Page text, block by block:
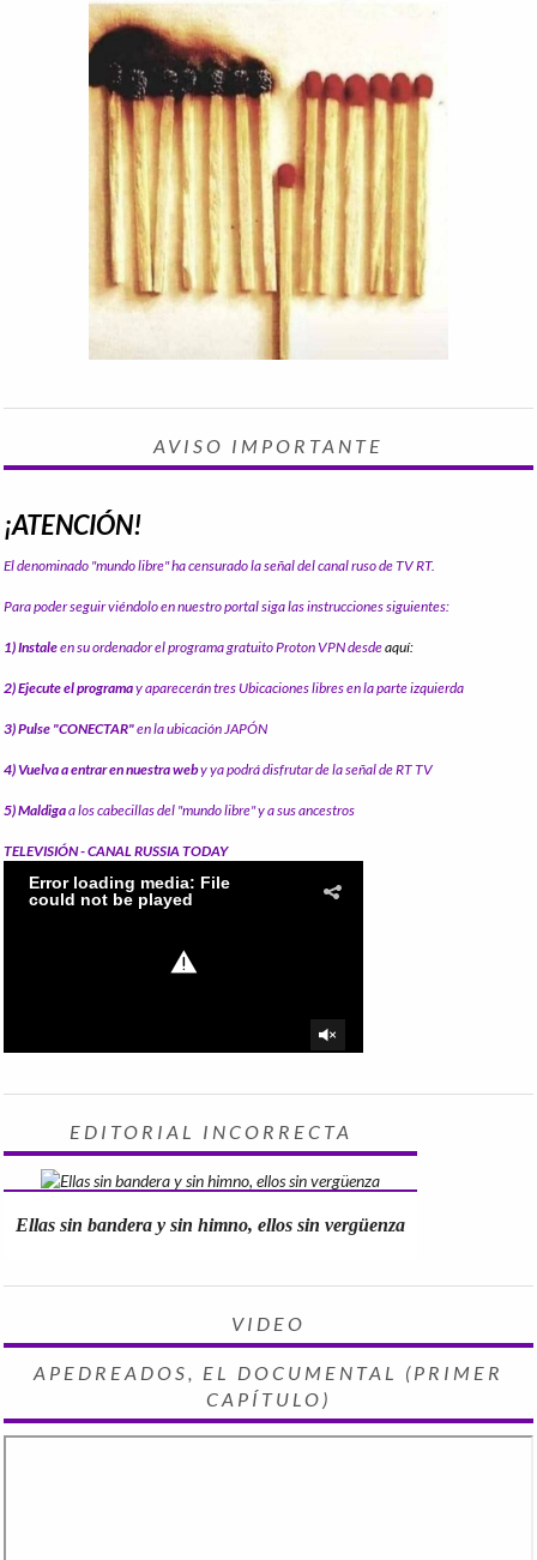
AVISO IMPORTANTE
¡ATENCIÓN!
El denominado "mundo libre" ha censurado la señal del canal ruso de TV RT.
Para poder seguir viéndolo en nuestro portal siga las instrucciones siguientes:
1) Instaleen su ordenador el programa gratuito Proton VPN desdeaquí:
2) Ejecute el programay aparecerán tres Ubicaciones libres en la parte izquierda
3) Pulse "CONECTAR"en la ubicación JAPÓN
4) Vuelva a entrar en nuestra weby ya podrá disfrutar de la señal de RT TV
5) Maldigaa los cabecillas del "mundo libre" y a sus ancestros
TELEVISIÓN - CANAL RUSSIA TODAY
EDITORIAL INCORRECTA
Ellas sin bandera y sin himno, ellos sin vergüenza
VIDEO
APEDREADOS, EL DOCUMENTAL (PRIMER
CAPÍTULO)